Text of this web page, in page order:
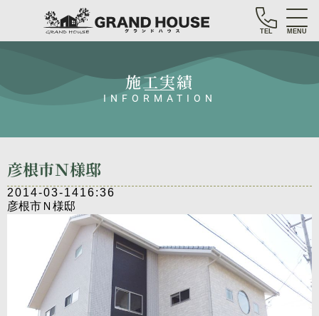
TEL MENU
施工実績
INFORMATION
彦根市Ｎ様邸
2014-03-1416:36
彦根市Ｎ様邸